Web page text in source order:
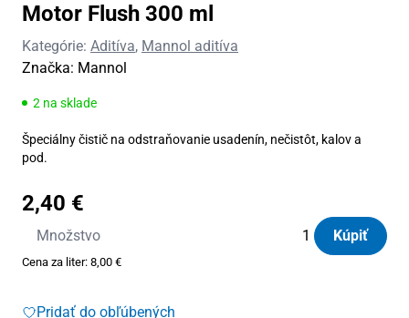
Motor Flush 300 ml
Kategórie: Aditíva, Mannol aditíva
Značka: Mannol
2 na sklade
Špeciálny čistič na odstraňovanie usadenín, nečistôt, kalov a
pod.
2,40 €
Množstvo
množstvo
Preplach
Kúpiť
Cena za liter: 8,00 €
Pridať do obľúbených